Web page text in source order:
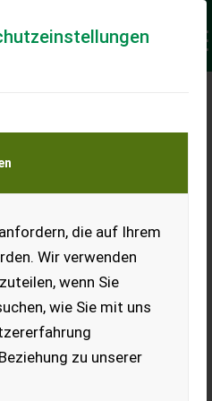
die auf Ihrem
Wir verwenden
wenn Sie
wie Sie mit uns
zu unserer
und Baumaschinen –
Ort